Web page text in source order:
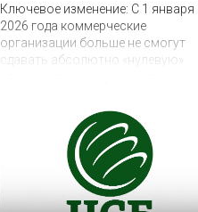
Ключевое изменение: С 1 января
2026 года коммерческие
организации больше не смогут
сдавать абсолютно «нулевую»
Федеральный закон от 28.11.2025
425-ФЗ, который кардинально
меняет правила начисления
страховых взносов для
руководителей, не получающих
официальных выплат